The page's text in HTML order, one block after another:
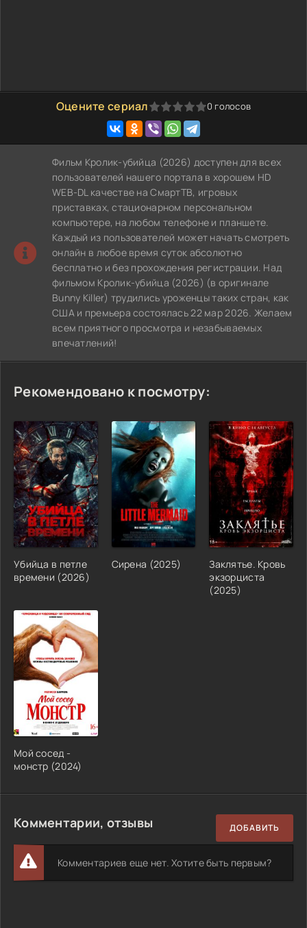
Оцените сериал
1 2 3 4 5 0 голосов
Фильм Кролик-убийца (2026) доступен для всех
пользователей нашего портала в хорошем HD
WEB-DL качестве на СмартТВ, игровых
приставках, стационарном персональном
компьютере, на любом телефоне и планшете.
Каждый из пользователей может начать смотреть
онлайн в любое время суток абсолютно
бесплатно и без прохождения регистрации. Над
фильмом Кролик-убийца (2026) (в оригинале
Bunny Killer) трудились уроженцы таких стран, как
США и премьера состоялась 22 мар 2026. Желаем
всем приятного просмотра и незабываемых
впечатлений!
Рекомендовано к посмотру:
Убийца в петле
времени (2026)
Сирена (2025)
Заклятье. Кровь
экзорциста
(2025)
Мой сосед -
монстр (2024)
Комментарии, отзывы ДОБАВИТЬ
Комментариев еще нет. Хотите быть первым?